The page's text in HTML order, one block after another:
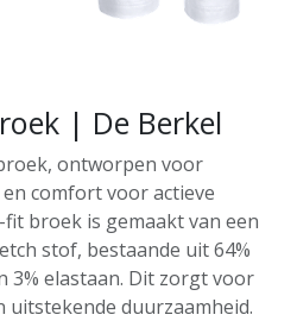
| De Berkel
ontworpen voor
comfort voor actieve
broek is gemaakt van een
stof, bestaande uit 64%
3% elastaan. Dit zorgt voor
uitstekende duurzaamheid.